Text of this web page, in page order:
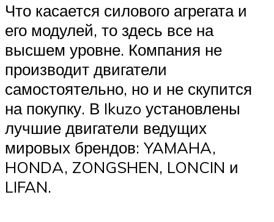
Что касается силового агрегата и
его модулей, то здесь все на
высшем уровне. Компания не
производит двигатели
самостоятельно, но и не скупится
на покупку. В Ikuzo установлены
лучшие двигатели ведущих
мировых брендов: YAMAHA,
HONDA, ZONGSHEN, LONCIN и
LIFAN.